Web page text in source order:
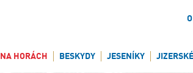
NA HORÁCH BESKYDY JESENÍKY